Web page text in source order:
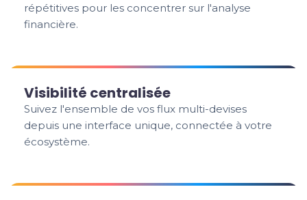
répétitives pour les concentrer sur l'analyse
financière.
Visibilité centralisée
Suivez l'ensemble de vos flux multi-devises
depuis une interface unique, connectée à votre
écosystème.